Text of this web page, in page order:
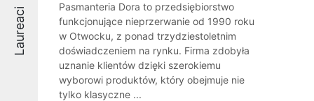
Laureaci
Pasmanteria Dora to przedsiębiorstwo
funkcjonujące nieprzerwanie od 1990 roku
w Otwocku, z ponad trzydziestoletnim
doświadczeniem na rynku. Firma zdobyła
uznanie klientów dzięki szerokiemu
wyborowi produktów, który obejmuje nie
tylko klasyczne ...